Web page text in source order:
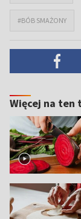
#BÓB SMAŻONY
Więcej na ten